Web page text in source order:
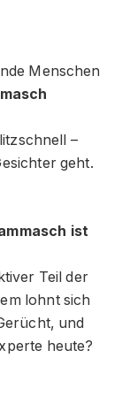
Menschen
–
geht.
ist
Teil der
lohnt sich
und
heute?